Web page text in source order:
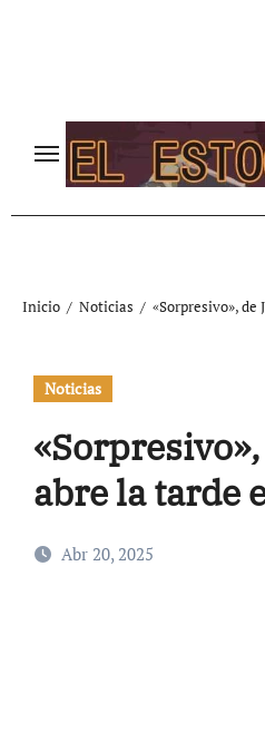
Inicio Noticias «Sorpresivo»,
Noticias
abre la tarde
Abr 20, 2025